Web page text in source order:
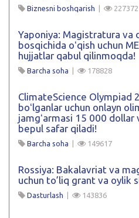
Biznesni boshqarish | 227372
Yaponiya: Magistratura va
bosqichida oʻqish uchun
hujjatlar qabul qilinmoqda!
Barcha soha | 178828
ClimateScience Olympiad
boʻlganlar uchun onlayn
jamgʻarmasi 15 000 dollar
bepul safar qiladi!
Barcha soha | 149617
Rossiya: Bakalavriat va
uchun to’liq grant va oylik
Dasturlash | 143836